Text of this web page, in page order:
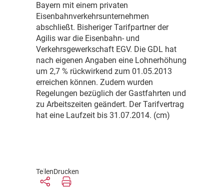
Bayern mit einem privaten
Eisenbahnverkehrsunternehmen
abschließt. Bisheriger Tarifpartner der
Agilis war die Eisenbahn- und
Verkehrsgewerkschaft EGV. Die GDL hat
nach eigenen Angaben eine Lohnerhöhung
um 2,7 % rückwirkend zum 01.05.2013
erreichen können. Zudem wurden
Regelungen bezüglich der Gastfahrten und
zu Arbeitszeiten geändert. Der Tarifvertrag
hat eine Laufzeit bis 31.07.2014. (cm)
TeilenDrucken